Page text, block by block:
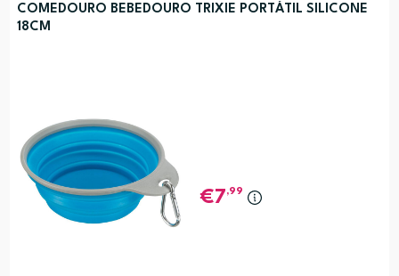
COMEDOURO BEBEDOURO TRIXIE PORTÁTIL SILICONE
18CM
7,99